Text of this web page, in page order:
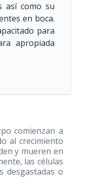
así como su
en boca.
para
apropiada
comienzan a
al crecimiento
y mueren en
las células
desgastadas o